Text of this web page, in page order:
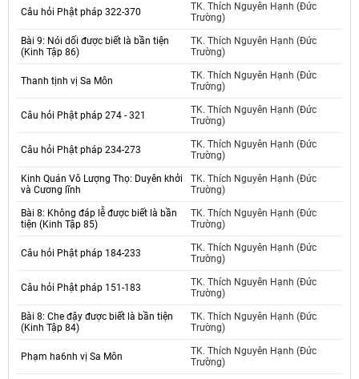
Câu hỏi Phật pháp 322-370
TK. Thích Nguyên Hạnh (Đức
Trường)
Bài 9: Nói dối được biết là bần tiện
(Kinh Tập 86)
TK. Thích Nguyên Hạnh (Đức
Trường)
Thanh tịnh vị Sa Môn
TK. Thích Nguyên Hạnh (Đức
Trường)
Câu hỏi Phật pháp 274 - 321
TK. Thích Nguyên Hạnh (Đức
Trường)
Câu hỏi Phật pháp 234-273
TK. Thích Nguyên Hạnh (Đức
Trường)
Kinh Quán Vô Lượng Thọ: Duyên khởi
và Cương lĩnh
TK. Thích Nguyên Hạnh (Đức
Trường)
Bài 8: Không đáp lễ được biết là bần
tiện (Kinh Tập 85)
TK. Thích Nguyên Hạnh (Đức
Trường)
Câu hỏi Phật pháp 184-233
TK. Thích Nguyên Hạnh (Đức
Trường)
Câu hỏi Phật pháp 151-183
TK. Thích Nguyên Hạnh (Đức
Trường)
Bài 8: Che đậy được biết là bần tiện
(Kinh Tập 84)
TK. Thích Nguyên Hạnh (Đức
Trường)
Phạm ha6nh vị Sa Môn
TK. Thích Nguyên Hạnh (Đức
Trường)